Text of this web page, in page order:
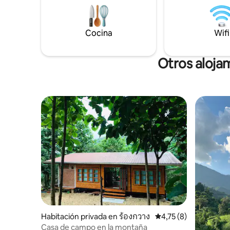
ruta de la cascada Wang Kho - Templo de
la cueva de Chetawan (Wat Khu Ba Noi) -
Templo de Bo Kaew, ver los murales de
metal - Lugar de niebla a la cabeza de la
(balsa al otro lado de Uttaradit) - Doi Dao.
servicio
estación
tren.
solicitud.
Cocina Wifi
Otros
Habitación privada en ร้องกวาง Calificación
4,75 (8)
Casa de campo en la montaña